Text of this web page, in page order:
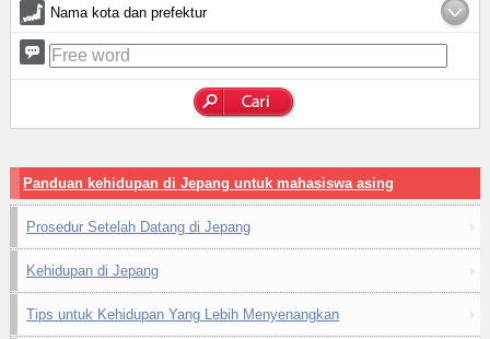
Nama kota dan prefektur
Panduan kehidupan di Jepang untuk mahasiswa asing
Prosedur Setelah Datang di Jepang
Kehidupan di Jepang
Tips untuk Kehidupan Yang Lebih Menyenangkan